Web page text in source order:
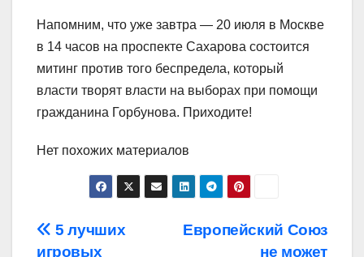
Напомним, что уже завтра — 20 июля в Москве
в 14 часов на проспекте Сахарова состоится
митинг против того беспредела, который
власти творят власти на выборах при помощи
гражданина Горбунова. Приходите!
Нет похожих материалов
Навигация
Европейский Союз
не может
5 лучших
игровых